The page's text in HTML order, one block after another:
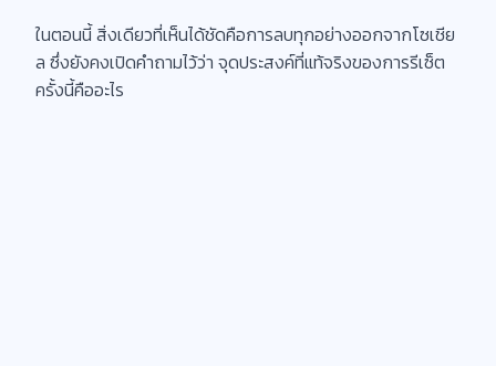
ในตอนนี้ สิ่งเดียวที่เห็นได้ชัดคือการลบทุกอย่างออกจากโซเชีย
ล ซึ่งยังคงเปิดคำถามไว้ว่า จุดประสงค์ที่แท้จริงของการรีเซ็ต
ครั้งนี้คืออะไร